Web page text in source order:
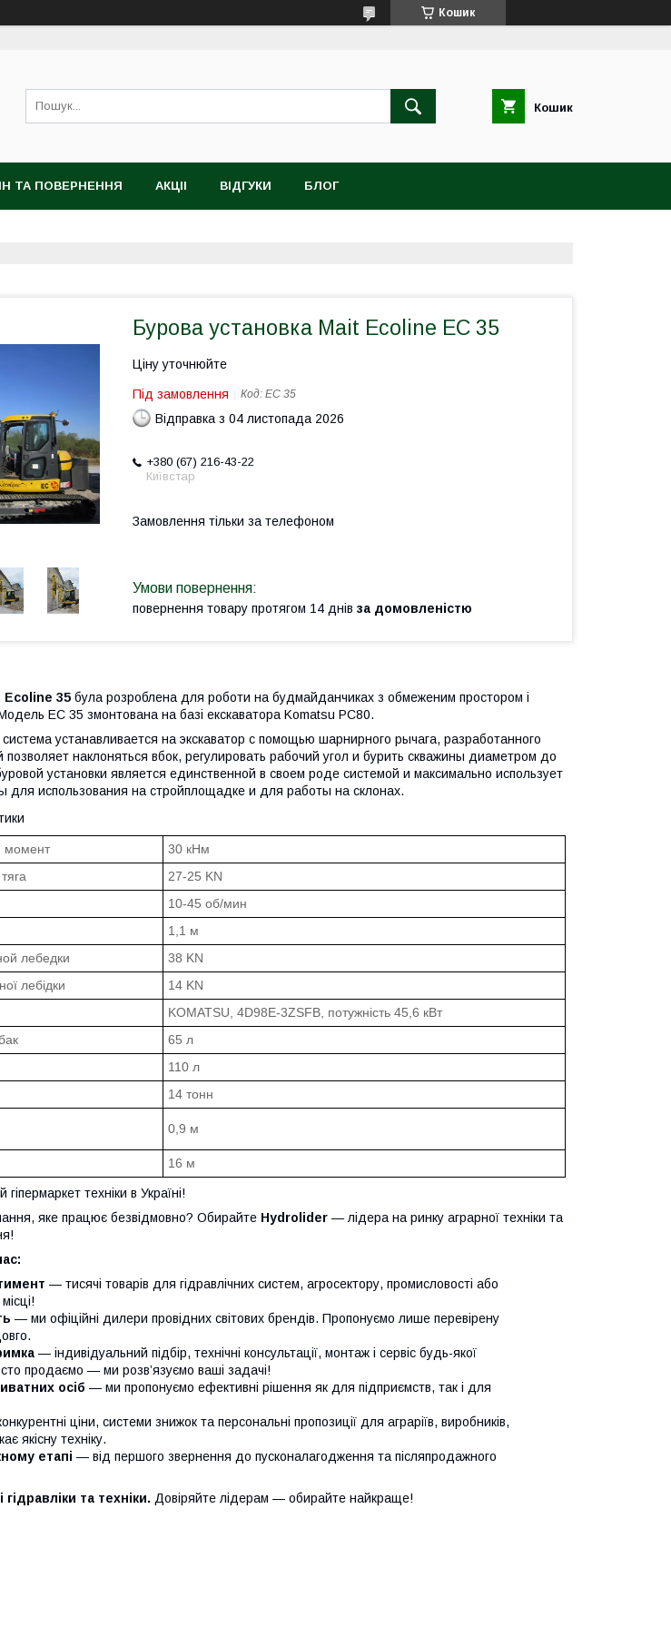
Кошик
Кошик
ТА ПОВЕРНЕННЯ АКЦІІ ВІДГУКИ БЛОГ
Бурова установка Mait Ecoline EC 35
Ціну уточнюйте
Під замовлення Код: EC 35
Відправка з 04 листопада 2026
+380 (67) 216-43-22
Київстар
Замовлення тільки за телефоном
повернення товару протягом 14 днів за домовленістю
Ecoline 35 була розроблена для роботи на будмайданчиках з обмеженим простором і
EC 35 змонтована на базі екскаватора Komatsu PC80.
устанавливается на экскаватор с помощью шарнирного рычага, разработанного
позволяет наклоняться вбок, регулировать рабочий угол и бурить скважины диаметром до
установки является единственной в своем роде системой и максимально использует
для использования на стройплощадке и для работы на склонах.
момент
30 кНм
27-25 KN
10-45 об/мин
1,1 м
лебедки
38 KN
лебідки
14 KN
KOMATSU, 4D98E-3ZSFB, потужність 45,6 кВт
65 л
110 л
14 тонн
0,9 м
16 м
техніки в Україні!
яке працює безвідмовно? Обирайте Hydrolider — лідера на ринку аграрної техніки та
— тисячі товарів для гідравлічних систем, агросектору, промисловості або
— ми офіційні дилери провідних світових брендів. Пропонуємо лише перевірену
— індивідуальний підбір, технічні консультації, монтаж і сервіс будь-якої
продаємо — ми розв’язуємо ваші задачі!
осіб — ми пропонуємо ефективні рішення як для підприємств, так і для
ціни, системи знижок та персональні пропозиції для аграріїв, виробників,
якісну техніку.
етапі — від першого звернення до пусконалагодження та післяпродажного
та техніки. Довіряйте лідерам — обирайте найкраще!